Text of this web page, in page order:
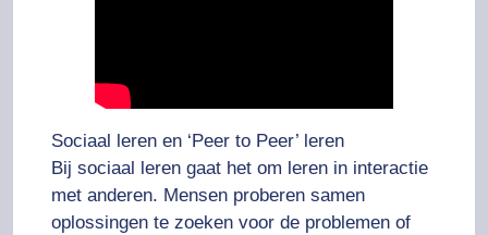
Sociaal leren en ‘Peer to Peer’ leren
Bij sociaal leren gaat het om leren in interactie
met anderen. Mensen proberen samen
oplossingen te zoeken voor de problemen of